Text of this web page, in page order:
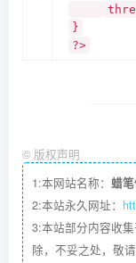
}
?>
© 版权声明
1:本网站名称： 蜡
2:本站永久网址：
3:本站部分内容收
除，不妥之处，敬